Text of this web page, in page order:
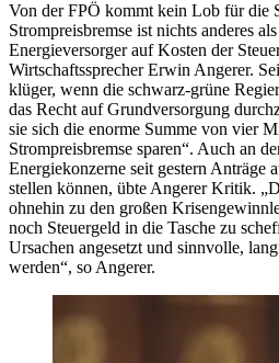
Von der FPÖ kommt kein Lob für die
Strompreisbremse ist nichts anderes
Energieversorger auf Kosten der
Wirtschaftssprecher Erwin Angerer.
klüger, wenn die schwarz-grüne
das Recht auf Grundversorgung
sie sich die enorme Summe von vier
Strompreisbremse sparen“. Auch an
Energiekonzerne seit gestern Anträge
stellen können, übte Angerer Kritik.
ohnehin zu den großen
noch Steuergeld in die Tasche zu
Ursachen angesetzt und sinnvolle,
werden“, so Angerer.